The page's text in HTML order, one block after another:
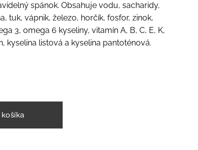
spánok. Obsahuje vodu, sacharidy,
tuk, vápnik, železo, horčík, fosfor, zinok,
3, omega 6 kyseliny, vitamín A, B, C, E, K,
kyselina listová a kyselina pantoténová.
košíka